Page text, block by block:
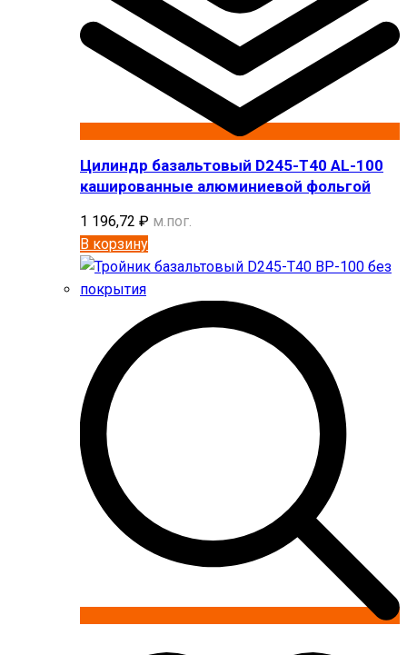
Цилиндр базальтовый D245-T40 AL-100
кашированные алюминиевой фольгой
1 196,72 ₽ м.пог.
В корзину